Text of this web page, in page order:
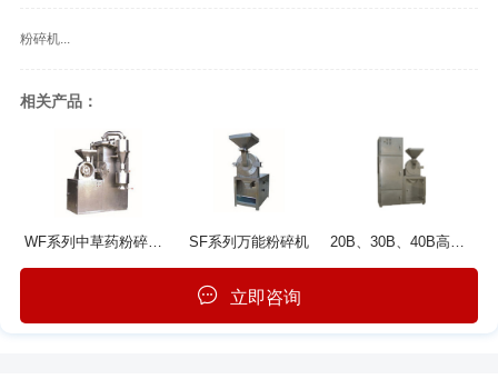
粉碎机...
相关产品：
WF系列中草药粉碎机组 SF系列万能粉碎机 20B、30B、40B高效万能除尘粉碎机组
立即咨询